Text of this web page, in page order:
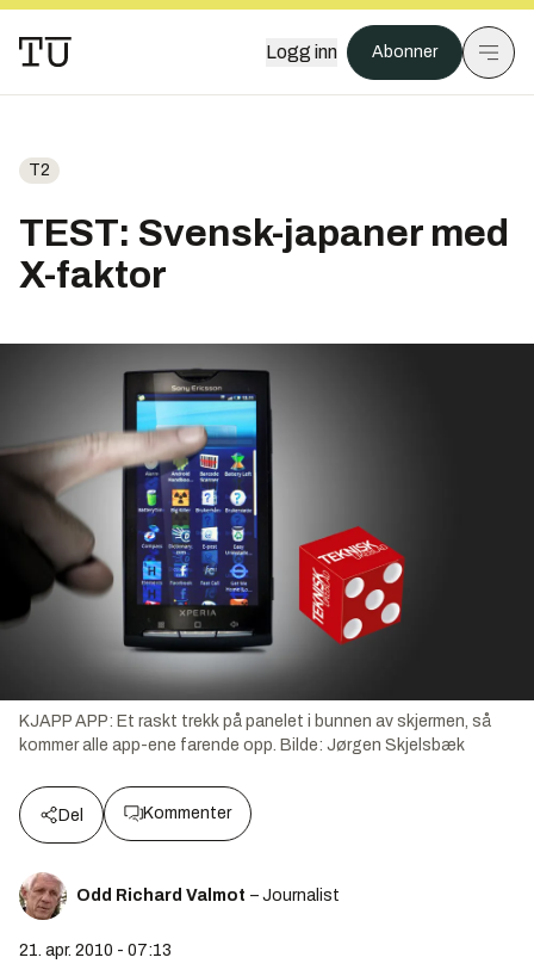
Logg inn Abonner
T2
TEST: Svensk-japaner med
X-faktor
KJAPP APP: Et raskt trekk på panelet i bunnen av skjermen, så
kommer alle app-ene farende opp. Bilde: Jørgen Skjelsbæk
Del Kommenter
Odd Richard Valmot – Journalist
21. apr. 2010 - 07:13